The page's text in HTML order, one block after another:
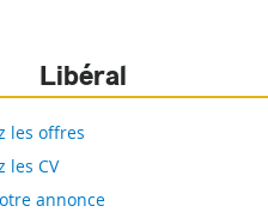
Libéral
les offres
les CV
annonce